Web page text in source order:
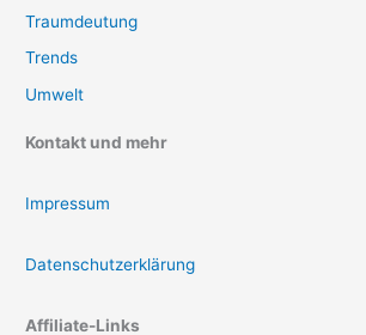
Traumdeutung
Trends
Umwelt
Kontakt und mehr
Impressum
Datenschutzerklärung
Affiliate-Links